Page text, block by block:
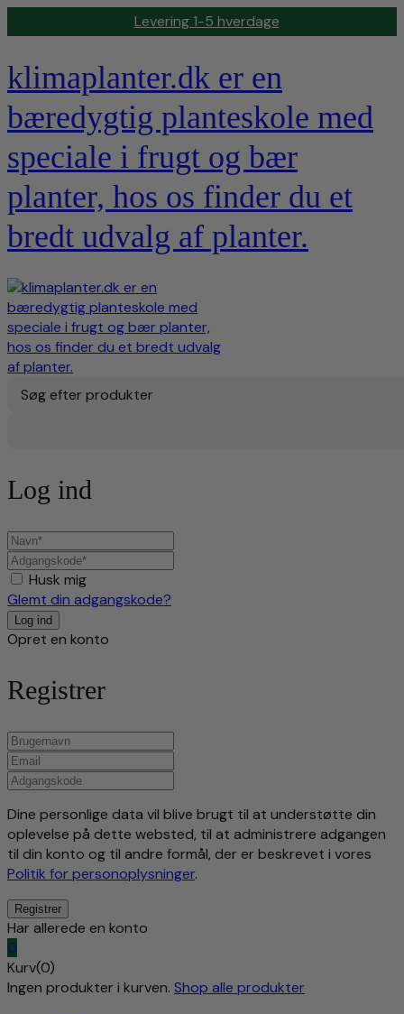
Levering 1-5 hverdage
klimaplanter.dk er en
bæredygtig planteskole med
speciale i frugt og bær
planter, hos os finder du et
bredt udvalg af planter.
Søg efter produkter
Log ind
Husk mig
Glemt din adgangskode?
Opret en konto
Registrer
Dine personlige data vil blive brugt til at understøtte din
oplevelse på dette websted, til at administrere adgangen
til din konto og til andre formål, der er beskrevet i vores
Politik for personoplysninger.
Har allerede en konto
0
Kurv(0)
Ingen produkter i kurven. Shop alle produkter